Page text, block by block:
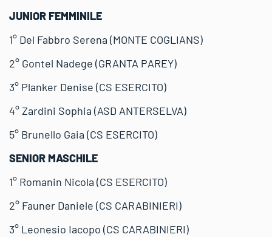
JUNIOR FEMMINILE
1° Del Fabbro Serena (MONTE COGLIANS)
2° Gontel Nadege (GRANTA PAREY)
3° Planker Denise (CS ESERCITO)
4° Zardini Sophia (ASD ANTERSELVA)
5° Brunello Gaia (CS ESERCITO)
SENIOR MASCHILE
1° Romanin Nicola (CS ESERCITO)
2° Fauner Daniele (CS CARABINIERI)
3° Leonesio Iacopo (CS CARABINIERI)